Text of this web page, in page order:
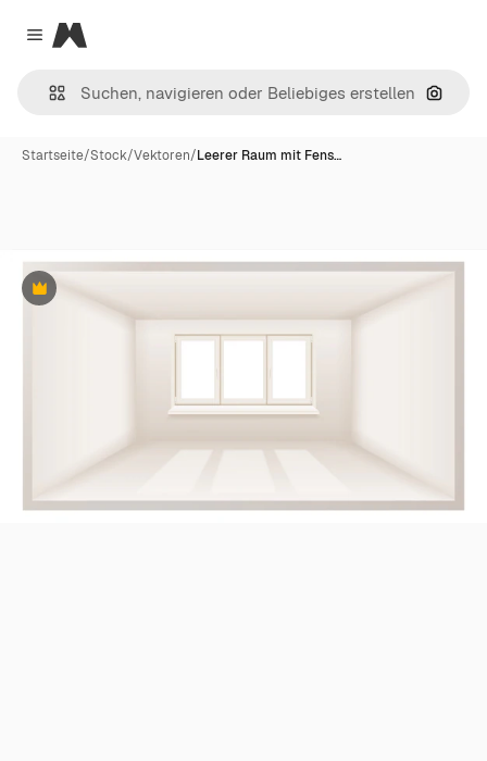
Close menu
Magnific
Nach
Startseite/Stock/Vektoren/Leerer Raum mit Fens…
Premium